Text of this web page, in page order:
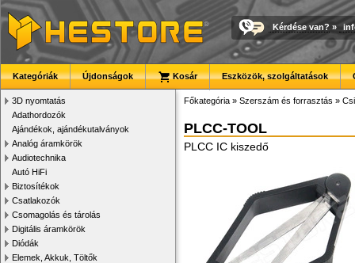
Kérdése van? »
Kategóriák Újdonságok Kosár Eszközök, szolgáltatások
3D nyomtatás
Adathordozók
Ajándékok, ajándékutalványok
Analóg áramkörök
Audiotechnika
Autó HiFi
Biztosítékok
Csatlakozók
Csomagolás és tárolás
Digitális áramkörök
Diódák
Elemek, Akkuk, Töltők
Főkategória » Szerszám és forrasztás »
PLCC-TOOL
PLCC IC kiszedő